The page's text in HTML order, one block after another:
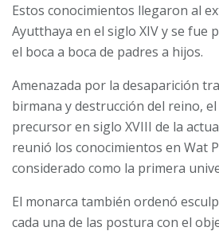
Estos conocimientos llegaron al
Ayutthaya en el siglo XIV y se fue
el boca a boca de padres a hijos.
Amenazada por la desaparición
birmana y destrucción del reino, el
precursor en siglo XVIII de la
reunió los conocimientos en Wat
considerado como la primera
El monarca también ordenó
cada una de las postura con el